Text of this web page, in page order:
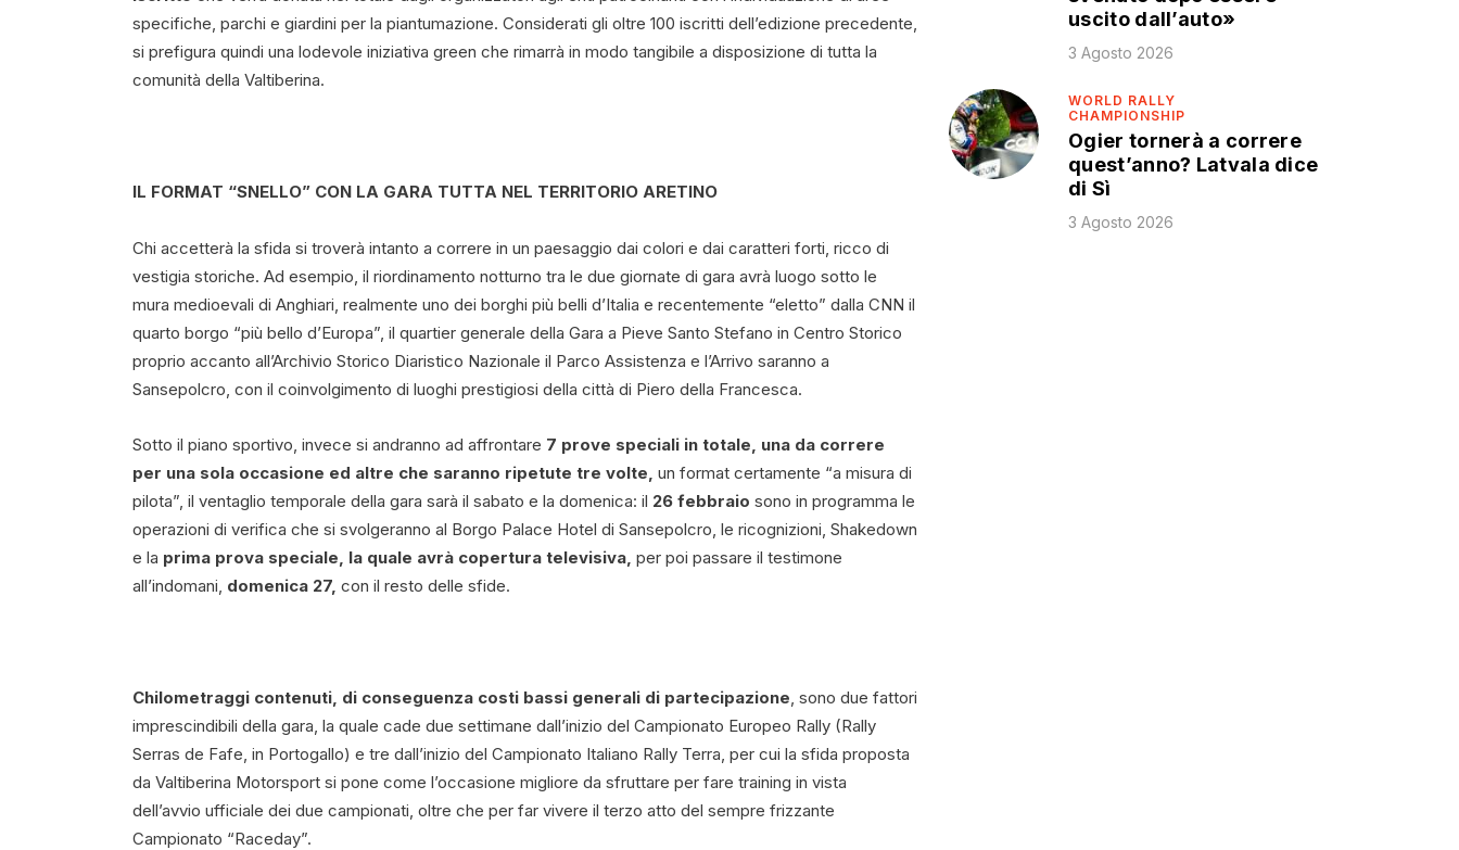
specifiche, parchi e giardini per la piantumazione. Considerati gli oltre 100 iscritti dell’edizione precedente,
si prefigura quindi una lodevole iniziativa green che rimarrà in modo tangibile a disposizione di tutta la
comunità della Valtiberina.
IL FORMAT “SNELLO” CON LA GARA TUTTA NEL TERRITORIO ARETINO
Chi accetterà la sfida si troverà intanto a correre in un paesaggio dai colori e dai caratteri forti, ricco di
vestigia storiche. Ad esempio, il riordinamento notturno tra le due giornate di gara avrà luogo sotto le
mura medioevali di Anghiari, realmente uno dei borghi più belli d’Italia e recentemente “eletto” dalla CNN il
quarto borgo “più bello d’Europa”, il quartier generale della Gara a Pieve Santo Stefano in Centro Storico
proprio accanto all’Archivio Storico Diaristico Nazionale il Parco Assistenza e l’Arrivo saranno a
Sansepolcro, con il coinvolgimento di luoghi prestigiosi della città di Piero della Francesca.
Sotto il piano sportivo, invece si andranno ad affrontare 7 prove speciali in totale, una da correre
per una sola occasione ed altre che saranno ripetute tre volte, un format certamente “a misura di
pilota”, il ventaglio temporale della gara sarà il sabato e la domenica: il 26 febbraio sono in programma le
operazioni di verifica che si svolgeranno al Borgo Palace Hotel di Sansepolcro, le ricognizioni, Shakedown
e la prima prova speciale, la quale avrà copertura televisiva, per poi passare il testimone
all’indomani, domenica 27, con il resto delle sfide.
Chilometraggi contenuti, di conseguenza costi bassi generali di partecipazione, sono due fattori
imprescindibili della gara, la quale cade due settimane dall’inizio del Campionato Europeo Rally (Rally
Serras de Fafe, in Portogallo) e tre dall’inizio del Campionato Italiano Rally Terra, per cui la sfida proposta
da Valtiberina Motorsport si pone come l’occasione migliore da sfruttare per fare training in vista
dell’avvio ufficiale dei due campionati, oltre che per far vivere il terzo atto del sempre frizzante
Campionato “Raceday”.
uscito dall’auto»
3 Agosto 2026
WORLD RALLY
CHAMPIONSHIP
Ogier tornerà a correre
quest’anno? Latvala dice
di Sì
3 Agosto 2026